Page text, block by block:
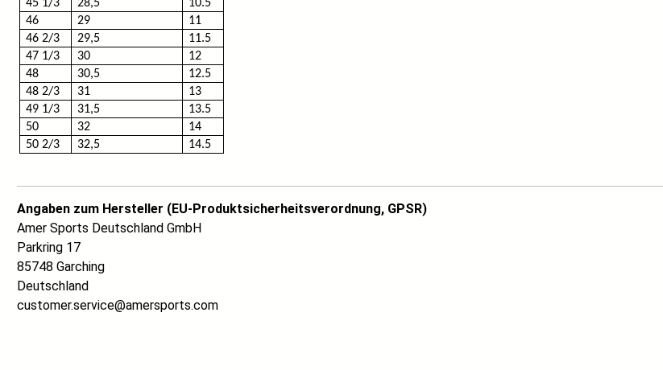
45 1/3
28,5
10.5
46
29
11
46 2/3
29,5
11.5
47 1/3
30
12
48
30,5
12.5
48 2/3
31
13
49 1/3
31,5
13.5
50
32
14
50 2/3
32,5 14.5
Angaben zum Hersteller (EU-Produktsicherheitsverordnung, GPSR)
Amer Sports Deutschland GmbH
Parkring 17
85748 Garching
Deutschland
customer.service@amersports.com